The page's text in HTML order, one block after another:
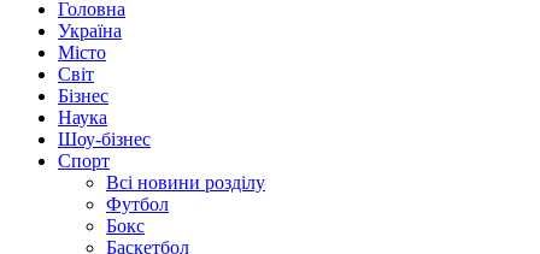
Головна
Україна
Місто
Світ
Бізнес
Наука
Шоу-бізнес
Спорт
Всі новини розділу
Футбол
Бокс
Баскетбол